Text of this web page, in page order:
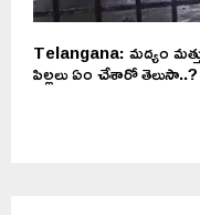
Telangana: మద్యం
పిల్లలు ఏం చేశారో తెలుసా..?